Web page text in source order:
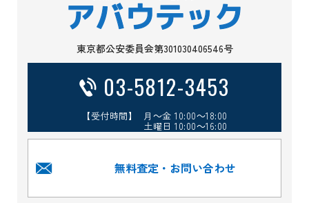
東京都公安委員会第301030406546号
03-5812-3453
【受付時間】 月～金 10:00～18:00
土曜日 10:00～16:00
無料査定・お問い合わせ